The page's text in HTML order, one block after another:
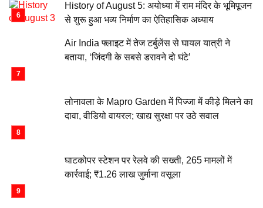
History of August 5: अयोध्या में राम मंदिर के भूमिपूजन
से शुरू हुआ भव्य निर्माण का ऐतिहासिक अध्याय
Air India फ्लाइट में तेज टर्बुलेंस से घायल यात्री ने
बताया, ‘जिंदगी के सबसे डरावने दो घंटे’
लोनावला के Mapro Garden में पिज्जा में कीड़े मिलने का
दावा, वीडियो वायरल; खाद्य सुरक्षा पर उठे सवाल
घाटकोपर स्टेशन पर रेलवे की सख्ती, 265 मामलों में
कार्रवाई; ₹1.26 लाख जुर्माना वसूला